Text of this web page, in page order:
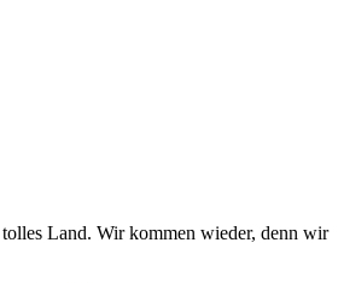
Land. Wir kommen wieder, denn wir